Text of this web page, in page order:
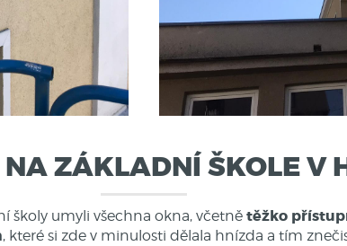
ZÁKLADNÍ ŠKOLE V
školy umyli všechna okna, včetně těžko
, které si zde v minulosti dělala hnízda a tím